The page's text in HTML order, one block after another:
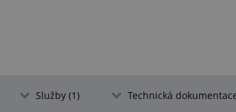
Služby (1) Technická